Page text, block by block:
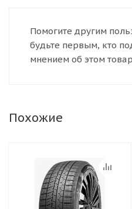
Помогите другим
будьте первым, кто
мнением об этом
Похожие